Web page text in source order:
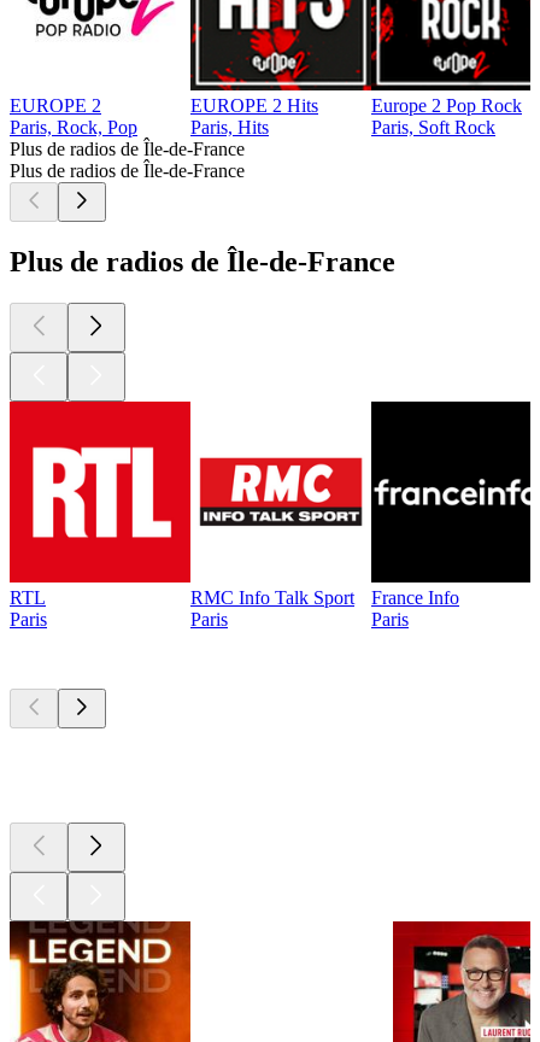
EUROPE 2
Paris, Rock, Pop
EUROPE 2 Hits
Paris, Hits
Europe 2 Pop Rock
Paris, Soft Rock
Plus de radios de Île-de-France
Plus de radios de Île-de-France
Plus de radios de Île-de-France
RTL
Paris
RMC Info Talk Sport
Paris
France Info
Paris